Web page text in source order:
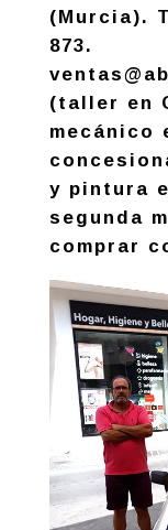
(Murcia).
873.
(taller en
mecánico
y pintura
segunda
comprar